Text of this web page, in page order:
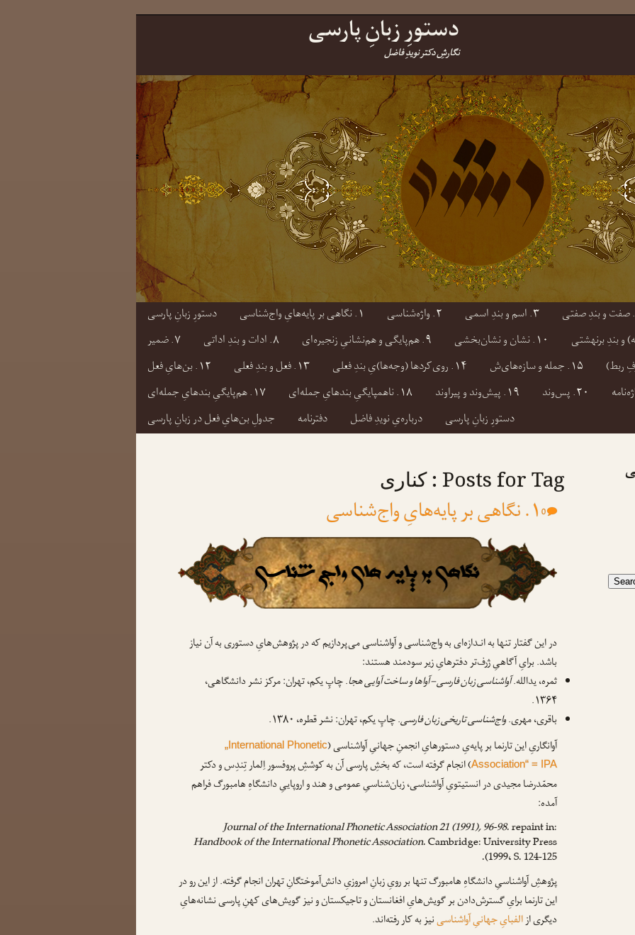
دستورِ زبانِ پارسی
نگارشِ دکتر نویدِ فاضل
دستورِ زبانِ پارسی ۱. نگاهی بر پایه‌هایِ واج‌شناسی ۲. واژه‌شناسی ۳. اسم و بندِ اسمی
۷. ضمیر
۸. ادات و بندِ اداتی ۹. هم‌پایگی و هم‌نشانیِ زنجیره‌ای ۱۰. نشان و نشان‌بخشی
۱۲. بن‌هایِ فعل
۱۳. فعل و بندِ فعلی ۱۴. روی‌کردها (وجه‌ها)یِ بندِ فعلی ۱۵. جمله و سازه‌های‌ش
۱۷. هم‌پایگیِ بندهایِ جمله‌ای
۱۸. ناهمپایگیِ بندهایِ جمله‌ای ۱۹. پیش‌وند و پیراوند ۲۰. پس‌وند
جدولِ بن‌هایِ فعل در زبانِ پارسی
دفترنامه درباره‌یِ نویدِ فاضل دستورِ زبانِ پارسی
Posts for Tag : کناری
۱. نگاهی بر پایه‌هایِ واج‌شناسی 0
در این گفتار تنها به انـدازه‌ای به واج‌شناسی و آواشناسی می‌پردازیم که در پژوهش‌هایِ دستوری به آن نیاز
باشد. برایِ آگاهیِ ژرف‌تر دفترهایِ زیر سودمند هستند:
ثمره، یدالله.آواشناسی زبان فارسی – آواها و ساخت آوایی هجا. چاپِ یکم، تهران: مرکز نشر دانشگاهی،
۱۳۶۴.
باقری، مهری.واج‌شناسی تاریخی زبان فارسی. چاپِ یکم، تهران: نشر قطره، ۱۳۸۰.
آوانگاریِ این تارنما بر پایه‌یِ دستورهایِ انجمنِ جهانیِ آواشناسی („International Phonetic
Association“ = IPA) انجام گرفته است، که بخشِ پارسی آن به کوششِ پروفسور اِلمار تِندِس و دکتر
محمّدرضا مجیدی در انستیتویِ آواشناسی، زبان‌شناسیِ عمومی و هند و اروپاییِ دانشگاهِ هامبورگ فراهم
آمده:
Journal of the International Phonetic Association 21 (1991), 96-98. repaint in:
Handbook of the International Phonetic Association. Cambridge: University Press
1999، S. 124-125).
پژوهشِ آواشناسیِ دانشگاهِ هامبورگ تنها بر رویِ زبانِ امروزیِ دانش‌آموختگانِ تهران انجام گرفته. از این رو در
این تارنما برایِ گسترش‌دادن بر گویش‌هایِ افغانستان و تاجیکستان و نیز گویش‌های کهنِ پارسی نشانه‌هایِ
دیگری ازالفبایِ جهانیِ آواشناسینیز به کار رفته‌اند.